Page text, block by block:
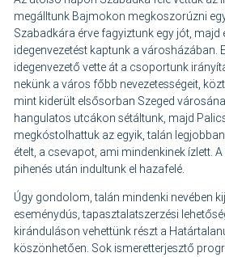
megálltunk Bajmokon megkoszorúzni
Szabadkára érve fagyiztunk egy jót, majd
idegenvezetést kaptunk a városházában.
idegenvezető vette át a csoportunk
nekünk a város főbb nevezetességeit,
mint kiderült elsősorban Szeged
hangulatos utcákon sétáltunk, majd
megkóstolhattuk az egyik, talán
ételt, a csevapot, ami mindenkinek ízlett.
pihenés után indultunk el hazafelé.
Úgy gondolom, talán mindenki nevében
eseménydús, tapasztalatszerzési
kiránduláson vehettünk részt a
köszönhetően. Sok ismeretterjesztő